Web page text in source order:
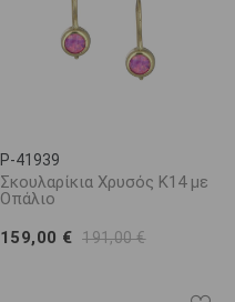
P-41939
Σκουλαρίκια Χρυσός Κ14 με
Οπάλιο
159,00 € 191,00 €